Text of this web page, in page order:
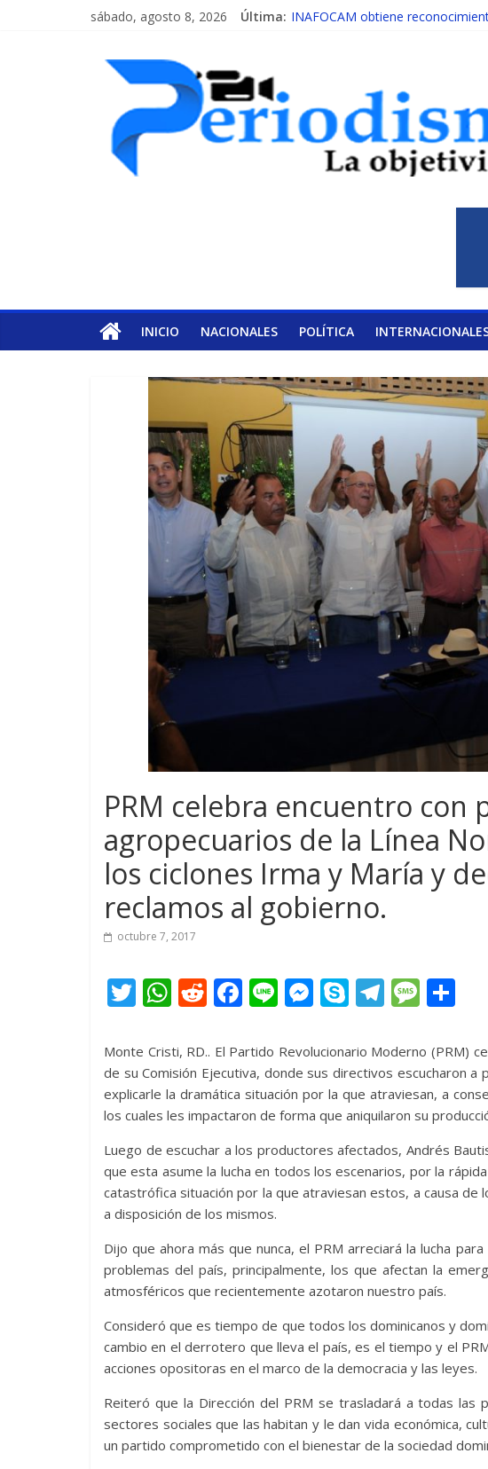
sábado, agosto 8, 2026 Última: INAFOCAM obtiene
MESCyT presenta calendario de
INICIO NACIONALES POLÍTICA
PRM celebra encuentro con
agropecuarios de la Línea
los ciclones Irma y María y
reclamos al gobierno.
octubre 7, 2017
T
itt
er
W
at
s
A
p
R
d
di
t
F
e
b
o
k
Li
e
M
ss
e
n
g
er
S
y
p
e
T
e
gr
a
M
ss
a
g
e
m
p
ar
r
Monte Cristi, RD.. El Partido Revolucionario Moderno (PRM)
de su Comisión Ejecutiva, donde sus directivos escucharon
explicarle la dramática situación por la que atraviesan, a
los cuales les impactaron de forma que aniquilaron su
Luego de escuchar a los productores afectados, Andrés
que esta asume la lucha en todos los escenarios, por la
catastrófica situación por la que atraviesan estos, a causa
a disposición de los mismos.
Dijo que ahora más que nunca, el PRM arreciará la lucha
problemas del país, principalmente, los que afectan la
atmosféricos que recientemente azotaron nuestro país.
Consideró que es tiempo de que todos los dominicanos y
cambio en el derrotero que lleva el país, es el tiempo y el
acciones opositoras en el marco de la democracia y las leyes.
Reiteró que la Dirección del PRM se trasladará a todas las
sectores sociales que las habitan y le dan vida económica,
un partido comprometido con el bienestar de la sociedad